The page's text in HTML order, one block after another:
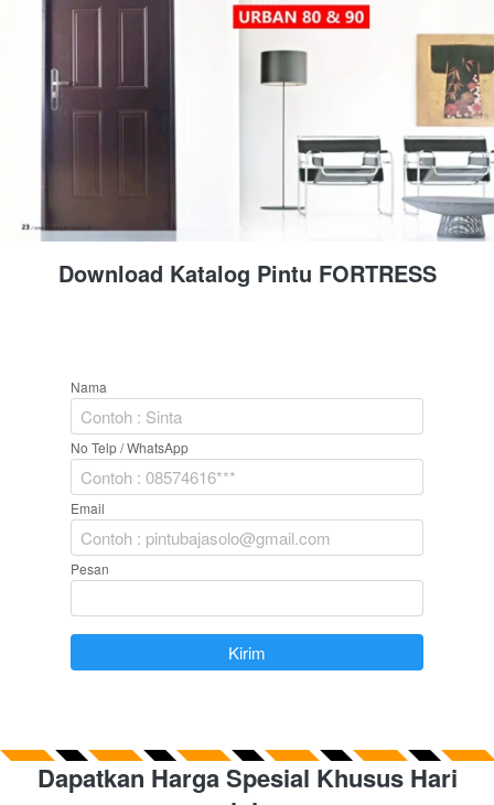
Download Katalog Pintu FORTRESS
Nama
No Telp / WhatsApp
Email
Pesan
`Kirim
Dapatkan Harga Spesial Khusus Hari